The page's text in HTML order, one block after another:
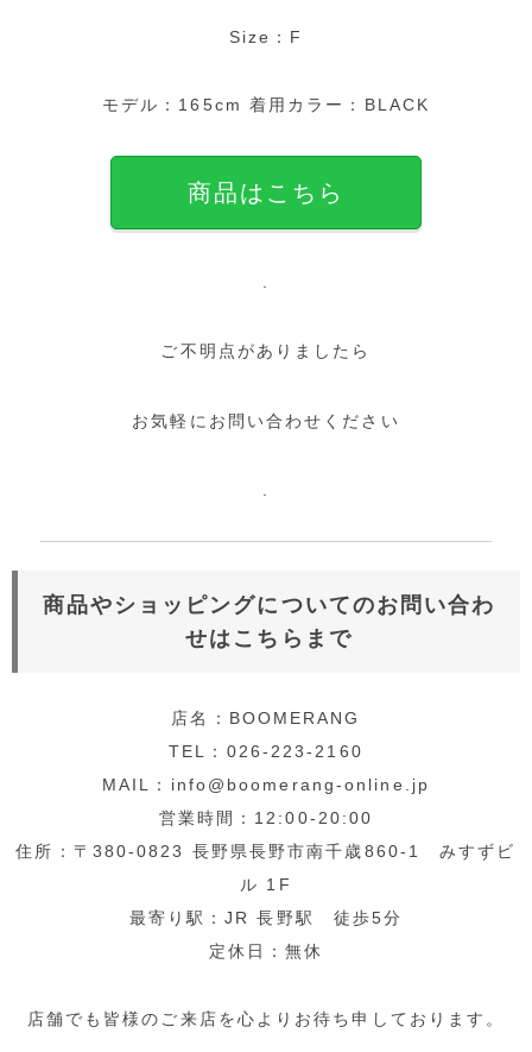
Size：F
モデル：165cm 着用カラー：BLACK
商品はこちら
ご不明点がありましたら
お気軽にお問い合わせください
商品やショッピングについてのお問い合わ
せはこちらまで
店名：BOOMERANG
TEL：026-223-2160
MAIL：info@boomerang-online.jp
営業時間：12:00-20:00
住所：〒380-0823 長野県長野市南千歳860-1 みすずビ
ル 1F
最寄り駅：JR 長野駅 徒歩5分
定休日：無休
店舗でも皆様のご来店を心よりお待ち申しております。